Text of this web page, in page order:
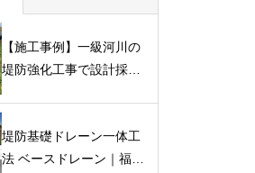
【施工事例】一級河川の
堤防強化工事で設計採
用。基礎ブロックが大型
化する問題をどう解いた
か｜堤防基礎ドレーン一
体工法「ベースドレー
堤防基礎ドレーン一体工
法 ベースドレーン｜福川